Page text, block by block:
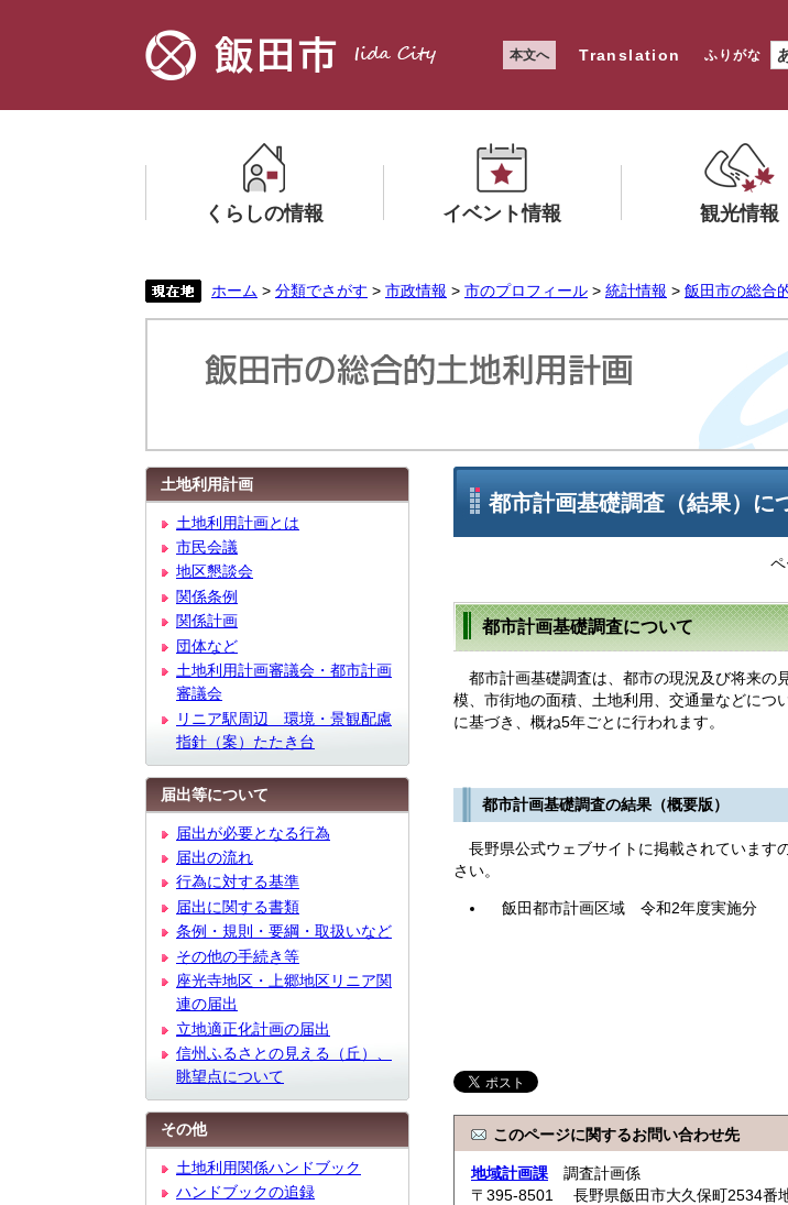
本文へ Translation ふりがな
くらしの情報
メ
ニ
ら
く
イベント情報
メ
ニ
ー
ら
く
観光情報
メ
ニ
ー
ら
く
ホーム > 分類でさがす > 市政情報 > 市のプロフィール > 統計情報 > 飯田市の総合
都市計画基礎調査（結果）に
都市計画基礎調査について
都市計画基礎調査は、都市の現況及び将来の
模、市街地の面積、土地利用、交通量などにつ
に基づき、概ね5年ごとに行われます。
都市計画基礎調査の結果（概要版）
長野県公式ウェブサイトに掲載されていますの
さい。
飯田都市計画区域 令和2年度実施分
このページに関するお問い合わせ先
地域計画課 調査計画係
〒395-8501 長野県飯田市大久保町2534番
土地利用計画
土地利用計画とは
市民会議
地区懇談会
関係条例
関係計画
団体など
土地利用計画審議会・都市計画
審議会
リニア駅周辺 環境・景観配慮
指針（案）たたき台
届出等について
届出が必要となる行為
届出の流れ
行為に対する基準
届出に関する書類
条例・規則・要綱・取扱いなど
その他の手続き等
座光寺地区・上郷地区リニア関
連の届出
立地適正化計画の届出
信州ふるさとの見える（丘）、
眺望点について
その他
土地利用関係ハンドブック
ハンドブックの追録